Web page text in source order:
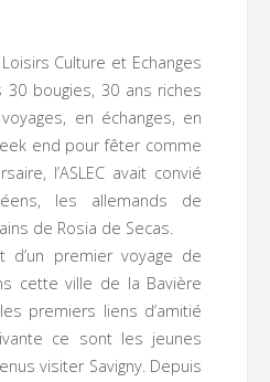
Culture et Echanges
bougies, 30 ans riches
en échanges, en
end pour fêter comme
l’ASLEC avait convié
les allemands de
de Rosia de Secas.
d’un premier voyage de
cette ville de la Bavière
premiers liens d’amitié
ce sont les jeunes
visiter Savigny. Depuis